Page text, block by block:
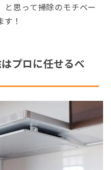
と思って掃除のモチベー
！
プロに任せるべ